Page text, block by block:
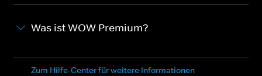
Was ist WOW Premium?
Zum Hilfe-Center für weitere Informationen